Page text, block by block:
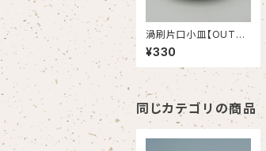
渦刷片口小皿【OUTLE
T】
¥330
同じカテゴリの商品